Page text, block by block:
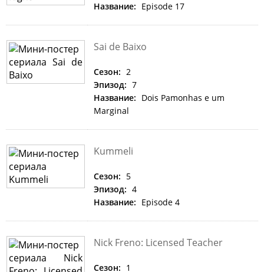
Название: Episode 17
Sai de Baixo
Сезон: 2
Эпизод: 7
Название: Dois Pamonhas e um
Marginal
Kummeli
Сезон: 5
Эпизод: 4
Название: Episode 4
Nick Freno: Licensed Teacher
Сезон: 1